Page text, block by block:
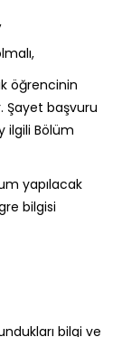
öğrencinin
Şayet başvuru
ilgili Bölüm
yapılacak
bilgisi
bilgi ve